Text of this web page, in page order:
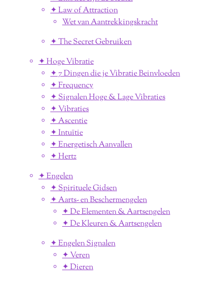
✦ Law of Attraction
Wet van Aantrekkingskracht
✦ The Secret Gebruiken
✦ Hoge Vibratie
✦ 7 Dingen die je Vibratie Beinvloeden
✦ Frequency
✦ Signalen Hoge & Lage Vibraties
✦ Vibraties
✦ Ascentie
✦ Intuïtie
✦ Energetisch Aanvallen
✦ Hertz
✦ Engelen
✦ Spirituele Gidsen
✦ Aarts- en Beschermengelen
✦ De Elementen & Aartsengelen
✦ De Kleuren & Aartsengelen
✦ Engelen Signalen
✦ Veren
✦ Dieren